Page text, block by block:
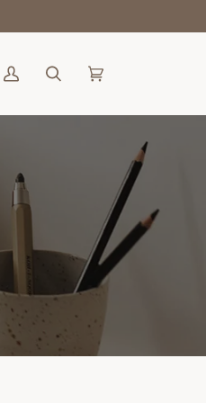
Mein
Suchen Einkaufswagen